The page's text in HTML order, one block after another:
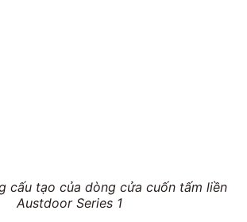
cấu tạo của dòng cửa cuốn tấm liền
Austdoor Series 1